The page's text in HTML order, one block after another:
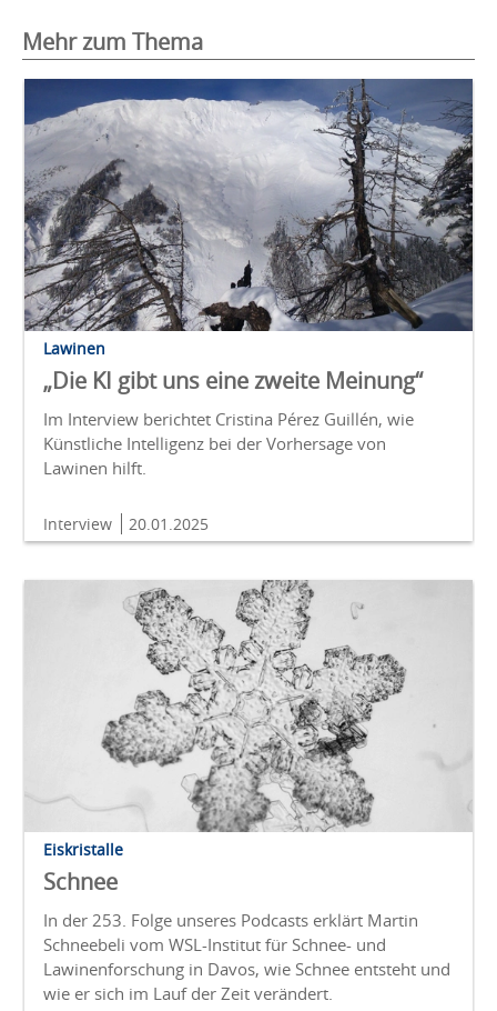
Mehr zum Thema
Lawinen
„Die KI gibt uns eine zweite Meinung“
Im Interview berichtet Cristina Pérez Guillén, wie
Künstliche Intelligenz bei der Vorhersage von
Lawinen hilft.
Interview 20.01.2025
Eiskristalle
Schnee
In der 253. Folge unseres Podcasts erklärt Martin
Schneebeli vom WSL-Institut für Schnee- und
Lawinenforschung in Davos, wie Schnee entsteht und
wie er sich im Lauf der Zeit verändert.